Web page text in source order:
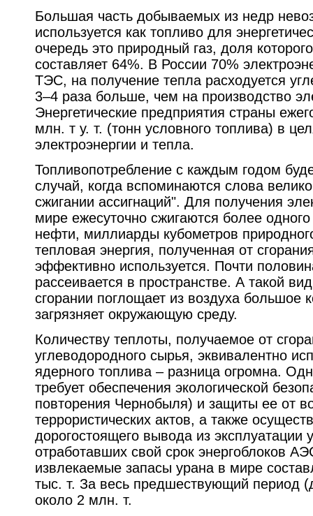
Большая часть добываемых из недр
используется как топливо для
очередь это природный газ, доля
составляет 64%. В России 70%
ТЭС, на получение тепла расходуется
3–4 раза больше, чем на производство
Энергетические предприятия страны
млн. т у. т. (тонн условного топлива) в
электроэнергии и тепла.
Топливопотребление с каждым годом
случай, когда вспоминаются слова
сжигании ассигнаций". Для получения
мире ежесуточно сжигаются более
нефти, миллиарды кубометров
тепловая энергия, полученная от
эффективно используется. Почти
рассеивается в пространстве. А такой
сгорании поглощает из воздуха большое
загрязняет окружающую среду.
Количеству теплоты, получаемое от
углеводородного сырья, эквивалентно
ядерного топлива – разница огромна.
требует обеспечения экологической
повторения Чернобыля) и защиты ее от
террористических актов, а также
дорогостоящего вывода из эксплуатации
отработавших свой срок энергоблоков
извлекаемые запасы урана в мире
тыс. т. За весь предшествующий период
около 2 млн. т.